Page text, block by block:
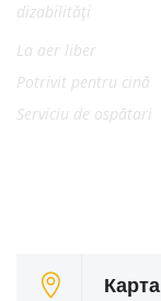
dizabilități
La aer liber
Potrivit pentru cină
Serviciu de ospătari
Карта